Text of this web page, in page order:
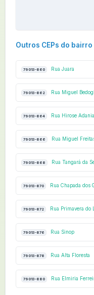
Outros CEPs do
79013-860 Rua Juara
79013-862 Rua Miguel
79013-864 Rua Hirose Adania
79013-866 Rua Miguel
79013-868 Rua Tangará da
79013-870 Rua Chapada dos
79013-872 Rua Primavera do
79013-876 Rua Sinop
79013-878 Rua Alta Floresta
79013-880 Rua Elmiria